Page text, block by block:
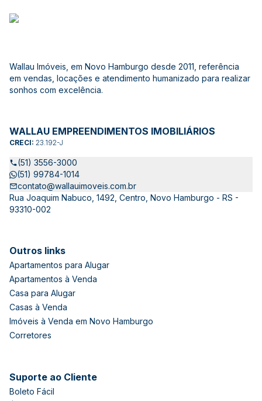
Wallau Imóveis, em Novo Hamburgo desde 2011, referência
em vendas, locações e atendimento humanizado para realizar
sonhos com excelência.
WALLAU EMPREENDIMENTOS IMOBILIÁRIOS
CRECI: 23.192-J
(51) 3556-3000
(51) 99784-1014
contato@wallauimoveis.com.br
Rua Joaquim Nabuco, 1492, Centro, Novo Hamburgo - RS -
93310-002
Outros links
Apartamentos para Alugar
Apartamentos à Venda
Casa para Alugar
Casas à Venda
Imóveis à Venda em Novo Hamburgo
Corretores
Suporte ao Cliente
Boleto Fácil